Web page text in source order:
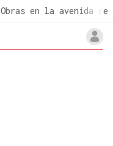
Obras en la avenida de